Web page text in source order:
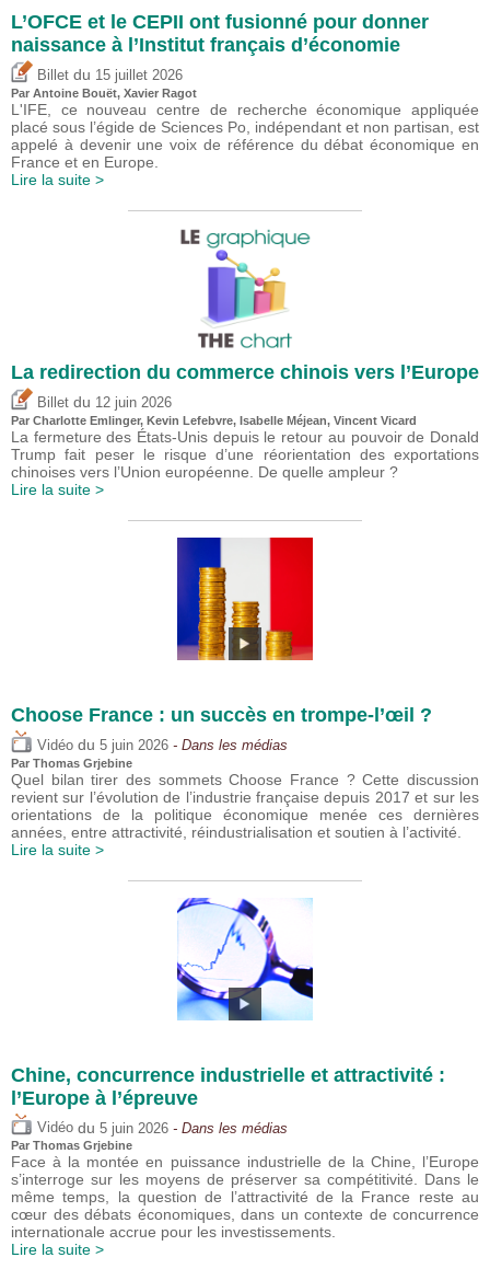
L’OFCE et le CEPII ont fusionné pour donner
naissance à l’Institut français d’économie
Billet du 15 juillet 2026
Par Antoine Bouët, Xavier Ragot
L'IFE, ce nouveau centre de recherche économique appliquée
placé sous l’égide de Sciences Po, indépendant et non partisan, est
appelé à devenir une voix de référence du débat économique en
France et en Europe.
Lire la suite >
La redirection du commerce chinois vers l’Europe
Billet du 12 juin 2026
Par Charlotte Emlinger, Kevin Lefebvre, Isabelle Méjean, Vincent Vicard
La fermeture des États-Unis depuis le retour au pouvoir de Donald
Trump fait peser le risque d’une réorientation des exportations
chinoises vers l’Union européenne. De quelle ampleur ?
Lire la suite >
Choose France : un succès en trompe-l’œil ?
Vidéo du 5 juin 2026 - Dans les médias
Par Thomas Grjebine
Quel bilan tirer des sommets Choose France ? Cette discussion
revient sur l’évolution de l’industrie française depuis 2017 et sur les
orientations de la politique économique menée ces dernières
années, entre attractivité, réindustrialisation et soutien à l’activité.
Lire la suite >
Chine, concurrence industrielle et attractivité :
l’Europe à l’épreuve
Vidéo du 5 juin 2026 - Dans les médias
Par Thomas Grjebine
Face à la montée en puissance industrielle de la Chine, l’Europe
s’interroge sur les moyens de préserver sa compétitivité. Dans le
même temps, la question de l’attractivité de la France reste au
cœur des débats économiques, dans un contexte de concurrence
internationale accrue pour les investissements.
Lire la suite >